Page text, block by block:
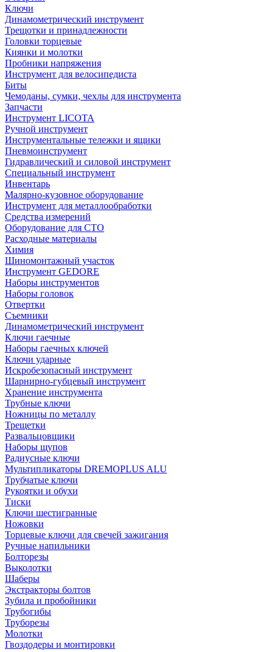
Ключи
Динамометрический инструмент
Трещотки и принадлежности
Головки торцевые
Киянки и молотки
Пробники напряжения
Инструмент для велосипедиста
Биты
Чемоданы, сумки, чехлы для инструмента
Запчасти
Инструмент LICOTA
Ручной инструмент
Инструментальные тележки и ящики
Пневмоинструмент
Гидравлический и силовой инструмент
Специальный инструмент
Инвентарь
Малярно-кузовное оборудование
Инструмент для металлообработки
Средства измерений
Оборудование для СТО
Расходные материалы
Химия
Шиномонтажный участок
Инструмент GEDORE
Наборы инструментов
Наборы головок
Отвертки
Съемники
Динамометрический инструмент
Ключи гаечные
Наборы гаечных ключей
Ключи ударные
Искробезопасный инструмент
Шарнирно-губцевый инструмент
Хранение инструмента
Трубные ключи
Ножницы по металлу
Трещетки
Развальцовщики
Наборы щупов
Радиусные ключи
Мультипликаторы DREMOPLUS ALU
Трубчатые ключи
Рукоятки и обухи
Тиски
Ключи шестигранные
Ножовки
Торцевые ключи для свечей зажигания
Ручные напильники
Болторезы
Выколотки
Шаберы
Экстракторы болтов
Зубила и пробойники
Трубогибы
Труборезы
Молотки
Гвоздодеры и монтировки